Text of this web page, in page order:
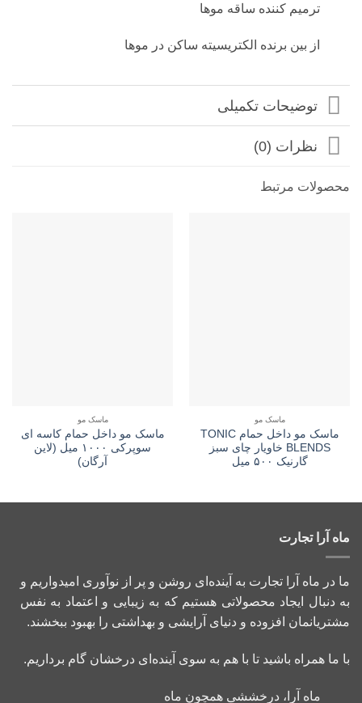
ترمیم کننده ساقه موها
از بین برنده الکتریسیته ساکن در موها
توضیحات تکمیلی
نظرات (0)
محصولات مرتبط
ماسک مو
ماسک مو داخل حمام TONIC
BLENDS خاویار چای سبز
گارنیک ۵۰۰ میل
ماسک مو
ماسک مو داخل حمام کاسه ای
سوپرکی ۱۰۰۰ میل (لاین
آرگان)
ماه آرا تجارت
ما در ماه آرا تجارت به آینده‌ای روشن و پر از نوآوری امیدواریم و
به دنبال ایجاد محصولاتی هستیم که به زیبایی و اعتماد به نفس
مشتریانمان افزوده و دنیای آرایشی و بهداشتی را بهبود ببخشند.
با ما همراه باشید تا با هم به سوی آینده‌ای درخشان گام برداریم.
ماه آرا، درخششی همچون ماه